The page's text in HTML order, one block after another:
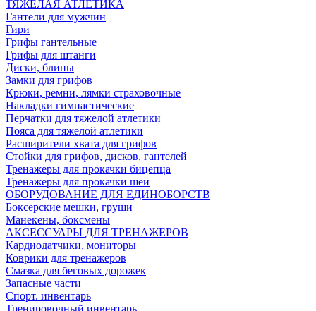
ТЯЖЕЛАЯ АТЛЕТИКА
Гантели для мужчин
Гири
Грифы гантельные
Грифы для штанги
Диски, блины
Замки для грифов
Крюки, ремни, лямки страховочные
Накладки гимнастические
Перчатки для тяжелой атлетики
Пояса для тяжелой атлетики
Расширители хвата для грифов
Стойки для грифов, дисков, гантелей
Тренажеры для прокачки бицепца
Тренажеры для прокачки шеи
ОБОРУДОВАНИЕ ДЛЯ ЕДИНОБОРСТВ
Боксерские мешки, груши
Манекены, боксмены
АКСЕССУАРЫ ДЛЯ ТРЕНАЖЕРОВ
Кардиодатчики, мониторы
Коврики для тренажеров
Смазка для беговых дорожек
Запасные части
Спорт. инвентарь
Тренировочный инвентарь